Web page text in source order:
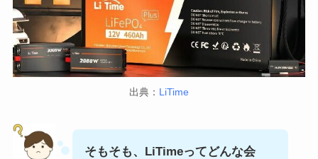
出典： LiTime
そもそも、LiTimeってどんな会